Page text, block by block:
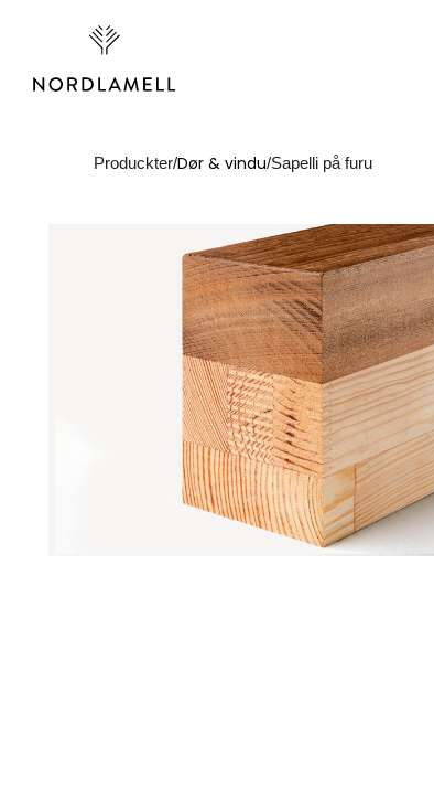
klær
Produckter/Dør & vindu/Sapelli på furu